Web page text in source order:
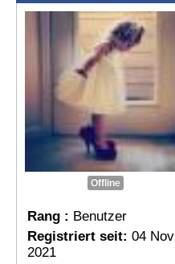
Offline
Rang : Benutzer
Registriert seit: 04 Nov
2021